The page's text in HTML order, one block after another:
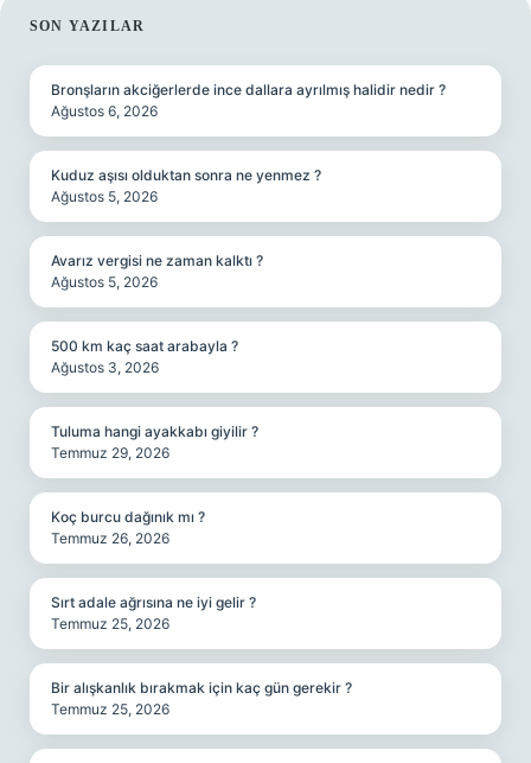
SIDEBAR
SON YAZILAR
Bronşların akciğerlerde ince dallara ayrılmış halidir nedir ?
Ağustos 6, 2026
Kuduz aşısı olduktan sonra ne yenmez ?
Ağustos 5, 2026
Avarız vergisi ne zaman kalktı ?
Ağustos 5, 2026
500 km kaç saat arabayla ?
Ağustos 3, 2026
Tuluma hangi ayakkabı giyilir ?
Temmuz 29, 2026
Koç burcu dağınık mı ?
Temmuz 26, 2026
Sırt adale ağrısına ne iyi gelir ?
Temmuz 25, 2026
Bir alışkanlık bırakmak için kaç gün gerekir ?
Temmuz 25, 2026